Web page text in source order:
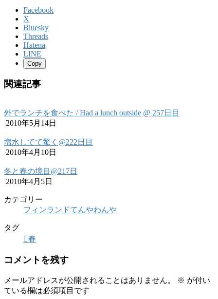
Facebook
X
Bluesky
Threads
Hatena
LINE
Copy
関連記事
外でランチを食べた / Had a lunch outside @ 257日目
2010年5月14日
増水してて驚く@222日目
2010年4月10日
冬と春の境目@217日
2010年4月5日
カテゴリー
フィンランドてんやわんや
タグ
春
コメントを残す
メールアドレスが公開されることはありません。 ※ が付い
ている欄は必須項目です